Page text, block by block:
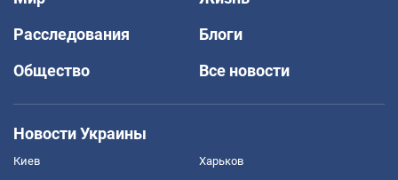
Расследования
Блоги
Общество
Все новости
Новости Украины
Киев Харьков